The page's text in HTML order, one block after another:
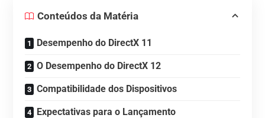
Conteúdos da Matéria
Desempenho do DirectX 11
O Desempenho do DirectX 12
Compatibilidade dos Dispositivos
Expectativas para o Lançamento